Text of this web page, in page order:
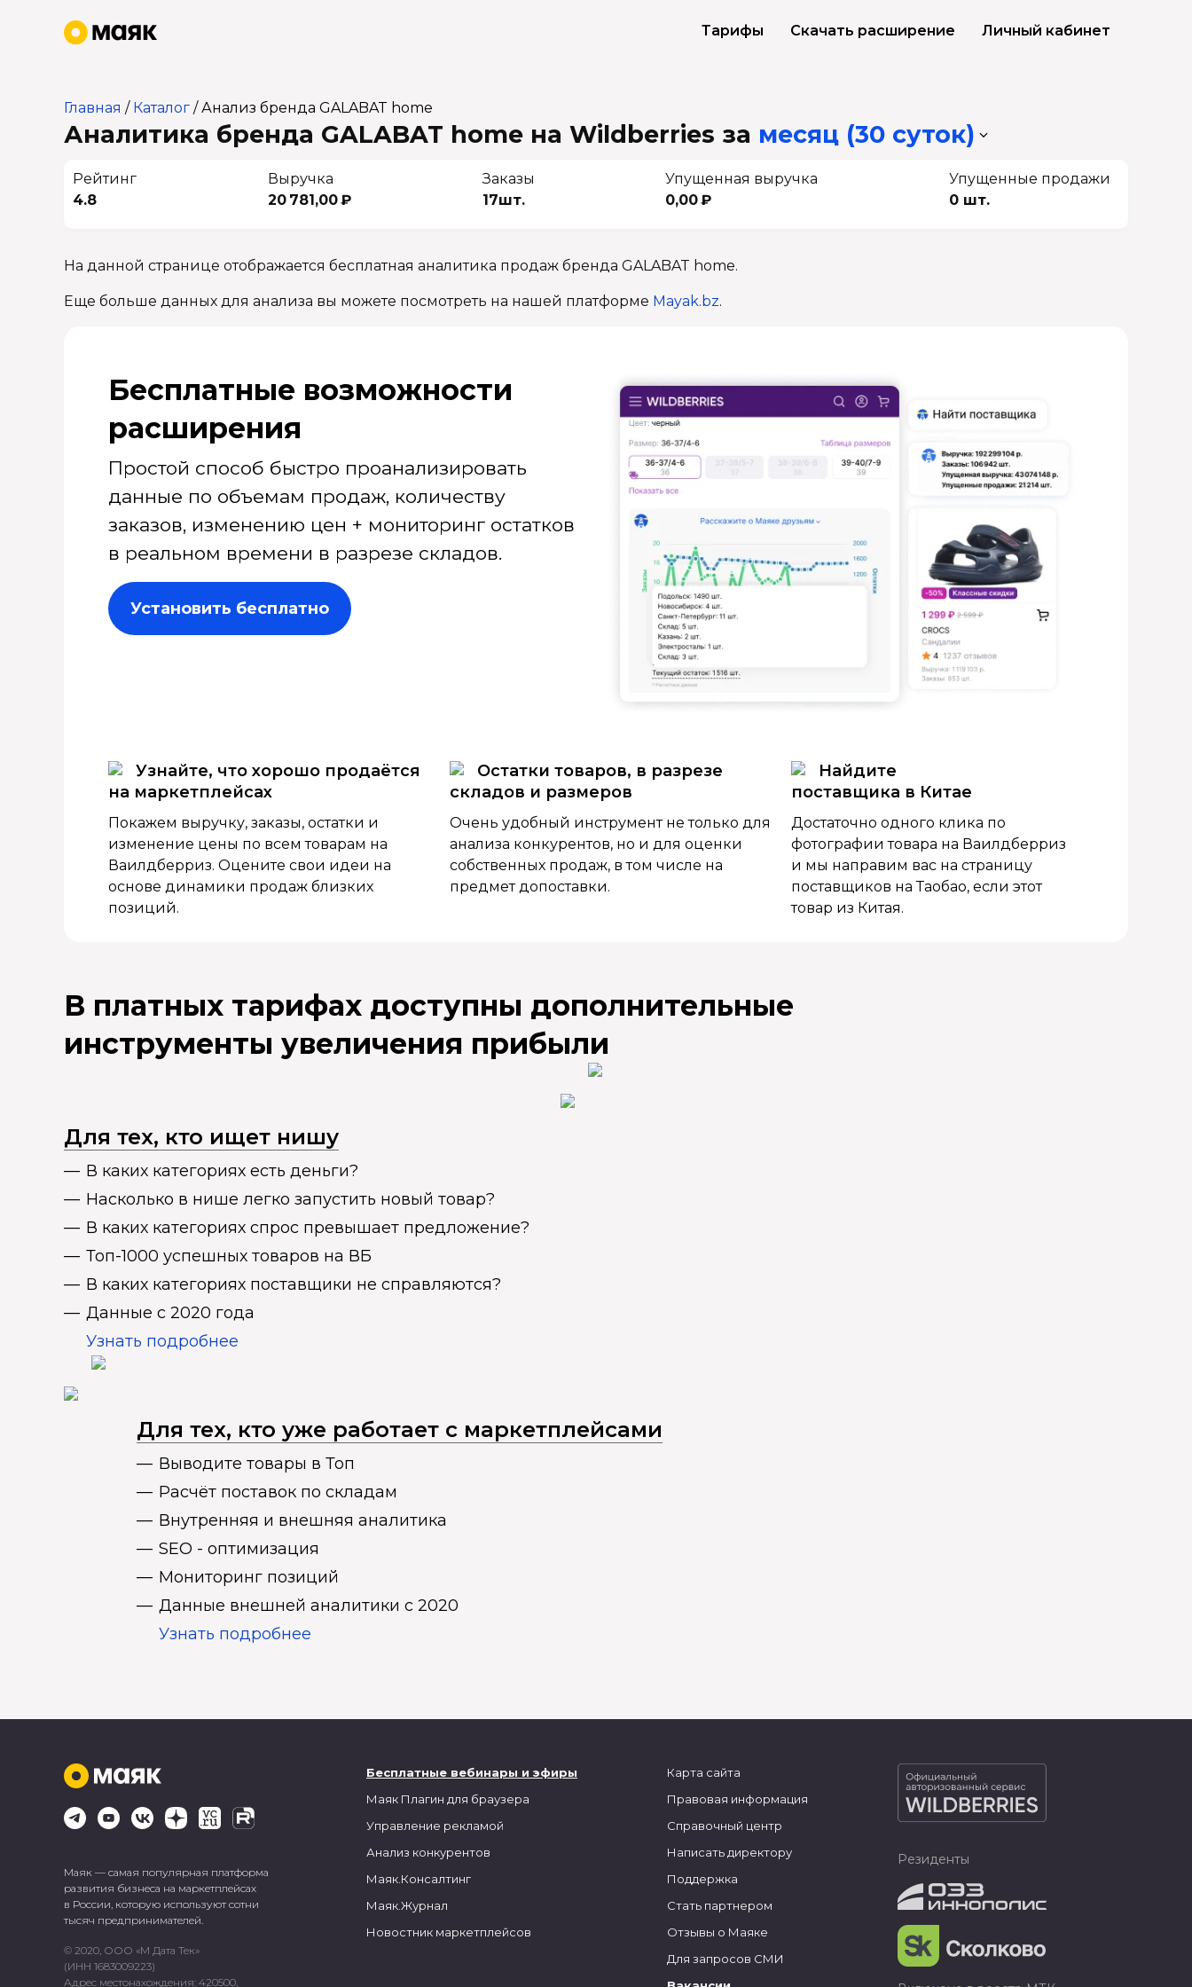
Тарифы Скачать расширение Личный кабинет
Главная / Каталог /Анализ бренда GALABAT home
Аналитика бренда GALABAT home на Wildberries за месяц (30 суток)
Рейтинг
4.8
Выручка
20 781,00 ₽
Заказы
17шт.
Упущенная выручка
0,00 ₽
Упущенные продажи
0 шт.
На данной странице отображается бесплатная аналитика продаж бренда GALABAT home.
Еще больше данных для анализа вы можете посмотреть на нашей платформе Mayak.bz.
Бесплатные возмож­ности
расширения
Простой способ быстро проанализировать
данные по объемам продаж, количеству
заказов, изменению цен + мониторинг остатков
в реальном времени в разрезе складов.
Установить бесплатно
Узнайте, что хорошо продаётся
на маркетплейсах
Покажем выручку, заказы, остатки и
изменение цены по всем товарам на
Ваилдберриз. Оцените свои идеи на
основе динамики продаж близких
позиций.
Остатки товаров, в разрезе
складов и размеров
Очень удобный инструмент не только для
анализа конкурентов, но и для оценки
собственных продаж, в том числе на
предмет допоставки.
Найдите
поставщика в Китае
Достаточно одного клика по
фотографии товара на Ваилдберриз
и мы направим вас на страницу
поставщиков на Таобао, если этот
товар из Китая.
В платных тарифах доступны дополнительные
инструменты увеличения прибыли
Для тех, кто ищет нишу
В каких категориях есть деньги?
Насколько в нише легко запустить новый товар?
В каких категориях спрос превышает предложение?
Топ-1000 успешных товаров на ВБ
В каких категориях поставщики не справляются?
Данные с 2020 года
Узнать подробнее
Для тех, кто уже работает с маркетплейсами
Выводите товары в Топ
Расчёт поставок по складам
Внутренняя и внешняя аналитика
SEO - оптимизация
Мониторинг позиций
Данные внешней аналитики с 2020
Узнать подробнее
Маяк — самая популярная платформа
развития бизнеса на маркетплейсах
в России, которую используют сотни
тысяч предпринимателей.
© 2020, ООО «М Дата Тек»
(ИНН 1683009223)
Адрес местонахождения: 420500,
Бесплатные вебинары и эфиры
Маяк Плагин для браузера
Управление рекламой
Анализ конкурентов
Маяк.Консалтинг
Маяк.Журнал
Новостник маркетплейсов
Карта сайта
Правовая информация
Справочный центр
Написать директору
Поддержка
Стать партнером
Отзывы о Маяке
Для запросов СМИ
Резиденты